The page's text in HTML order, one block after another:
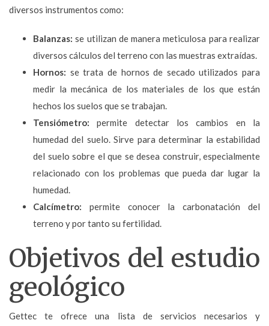
diversos instrumentos como:
Balanzas: se utilizan de manera meticulosa para realizar
diversos cálculos del terreno con las muestras extraídas.
Hornos: se trata de hornos de secado utilizados para
medir la mecánica de los materiales de los que están
hechos los suelos que se trabajan.
Tensiómetro: permite detectar los cambios en la
humedad del suelo. Sirve para determinar la estabilidad
del suelo sobre el que se desea construir, especialmente
relacionado con los problemas que pueda dar lugar la
humedad.
Calcímetro: permite conocer la carbonatación del
terreno y por tanto su fertilidad.
Objetivos del estudio
geológico
Gettec te ofrece una lista de servicios necesarios y